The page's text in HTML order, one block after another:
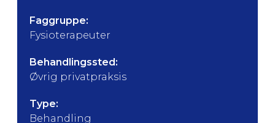
Faggruppe:
Fysioterapeuter
Behandlingssted:
Øvrig privatpraksis
Type:
Behandling